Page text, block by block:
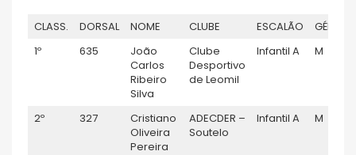
CLASS. DORSAL NOME CLUBE ESCALÃO
GÉNERO
1º
635
João
Carlos
Ribeiro
Silva
Clube
Desportivo
de Leomil
Infantil A M
2º 327
Cristiano
Oliveira
Pereira
ADECDER –
Soutelo
Infantil A M